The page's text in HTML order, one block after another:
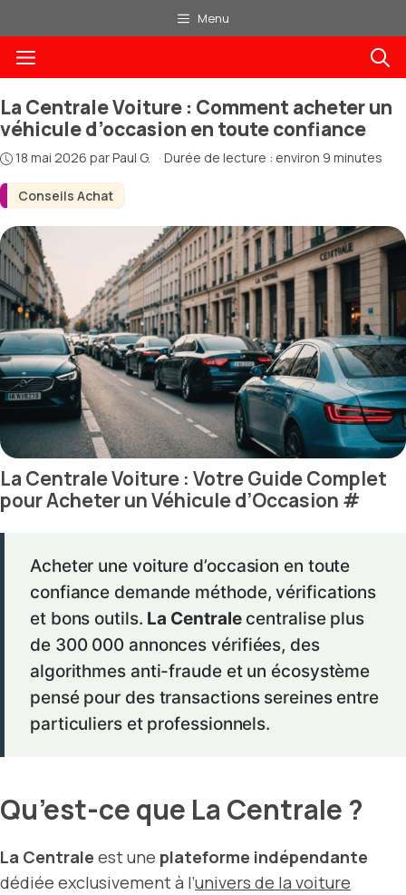
au
contenu
Menu
Menu
Conseils Achat
La Centrale Voiture : Comment acheter un
véhicule d’occasion en toute confiance
18 mai 2026 parPaul G. · Durée de lecture : environ 9 minutes
La Centrale Voiture : Votre Guide Complet
pour Acheter un Véhicule d’Occasion #
Acheter une voiture d’occasion en toute
confiance demande méthode, vérifications
et bons outils. La Centralecentralise plus
de 300 000 annonces vérifiées, des
algorithmes anti-fraude et un écosystème
pensé pour des transactions sereines entre
particuliers et professionnels.
Qu’est-ce que La Centrale ?
La Centrale est une plateforme indépendante
dédiée exclusivement à l’univers de la voiture